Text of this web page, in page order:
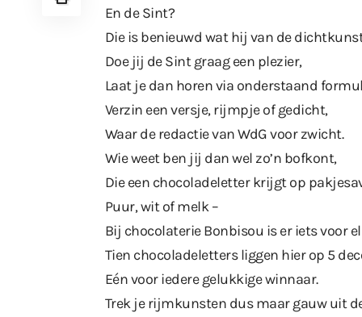
En de Sint?
Die is benieuwd wat hij van de
Doe jij de Sint graag een plezier,
Laat je dan horen via onderstaand
Verzin een versje, rijmpje of gedicht,
Waar de redactie van WdG voor zwicht.
Wie weet ben jij dan wel zo’n bofkont,
Die een chocoladeletter krijgt op
Puur, wit of melk –
Bij chocolaterie Bonbisou is er iets voor
Tien chocoladeletters liggen hier op 5
Eén voor iedere gelukkige winnaar.
Trek je rijmkunsten dus maar gauw uit